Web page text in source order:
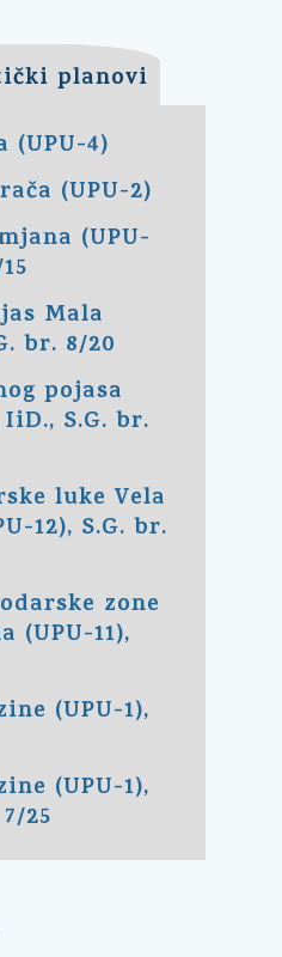
planovi
(UPU-4)
(UPU-2)
(UPU-
Mala
br. 8/20
pojasa
S.G. br.
luke Vela
12), S.G. br.
zone
(UPU-11),
(UPU-1),
(UPU-1),
25